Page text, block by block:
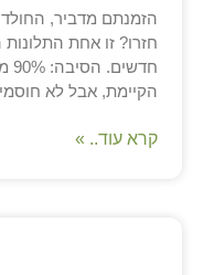
הזמנתם מדביר,
חזרו? זו אחת
הקיימת, אבל לא
קרא עוד.. »